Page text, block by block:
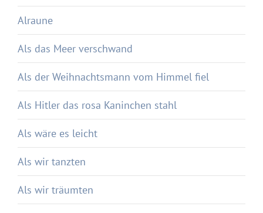
Alraune
Als das Meer verschwand
Als der Weihnachtsmann vom Himmel fiel
Als Hitler das rosa Kaninchen stahl
Als wäre es leicht
Als wir tanzten
Als wir träumten